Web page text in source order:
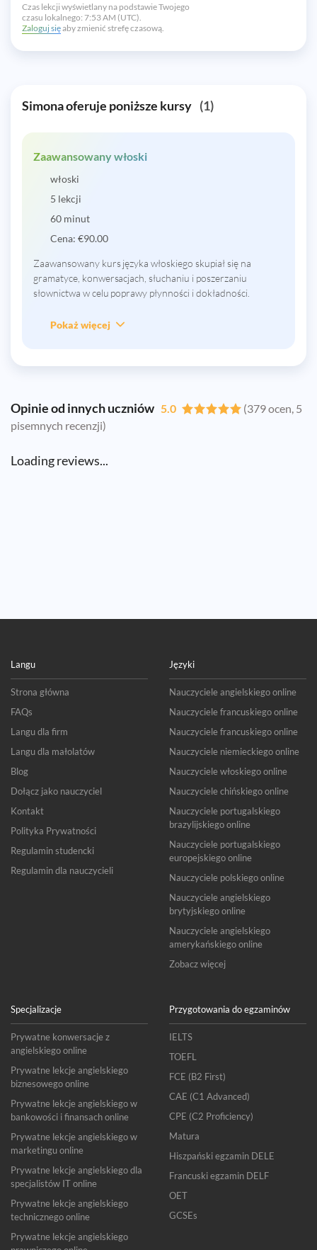
Czas lekcji wyświetlany na podstawie Twojego
czasu lokalnego: 7:53 AM (UTC).
Zaloguj sięaby zmienić strefę czasową.
Simona oferuje poniższe kursy (1)
Zaawansowany włoski
włoski
5 lekcji
60 minut
Cena: €90.00
Zaawansowany kurs języka włoskiego skupiał się na
gramatyce, konwersacjach, słuchaniu i poszerzaniu
słownictwa w celu poprawy płynności i dokładności.
Pokaż więcej
Opinie od innych uczniów 5.0
(379 ocen, 5
pisemnych recenzji)
Loading reviews...
Langu
Strona główna
FAQs
Langu dla firm
Langu dla małolatów
Blog
Dołącz jako nauczyciel
Kontakt
Polityka Prywatności
Regulamin studencki
Regulamin dla nauczycieli
Języki
Nauczyciele angielskiego online
Nauczyciele francuskiego online
Nauczyciele francuskiego online
Nauczyciele niemieckiego online
Nauczyciele włoskiego online
Nauczyciele chińskiego online
Nauczyciele portugalskiego
brazylijskiego online
Nauczyciele portugalskiego
europejskiego online
Nauczyciele polskiego online
Nauczyciele angielskiego
brytyjskiego online
Nauczyciele angielskiego
amerykańskiego online
Zobacz więcej
Specjalizacje
Prywatne konwersacje z
angielskiego online
Prywatne lekcje angielskiego
biznesowego online
Prywatne lekcje angielskiego w
bankowości i finansach online
Prywatne lekcje angielskiego w
marketingu online
Prywatne lekcje angielskiego dla
specjalistów IT online
Prywatne lekcje angielskiego
technicznego online
Prywatne lekcje angielskiego
Przygotowania do egzaminów
IELTS
TOEFL
FCE (B2 First)
CAE (C1 Advanced)
CPE (C2 Proficiency)
Matura
Hiszpański egzamin DELE
Francuski egzamin DELF
OET
GCSEs